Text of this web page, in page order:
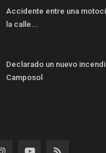
Accidente entre una
la calle...
Declarado un nuevo
Camposol